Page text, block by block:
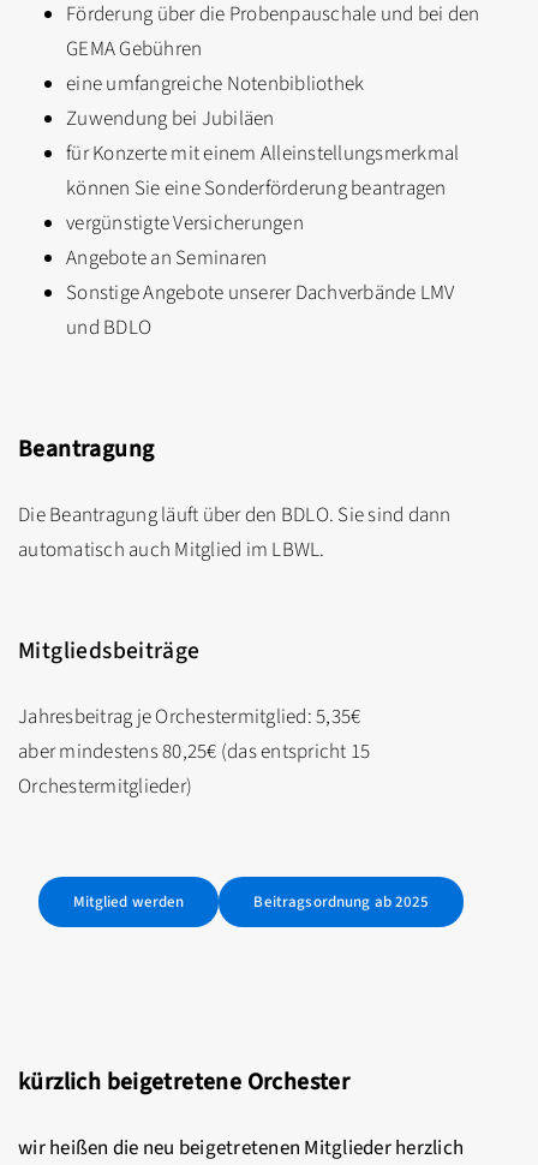
Förderung über die Probenpauschale und bei den
GEMA Gebühren
eine umfangreiche Notenbibliothek
Zuwendung bei Jubiläen
für Konzerte mit einem Alleinstellungsmerkmal
können Sie eine Sonderförderung beantragen
vergünstigte Versicherungen
Angebote an Seminaren
Sonstige Angebote unserer Dachverbände LMV
und BDLO
Beantragung
Die Beantragung läuft über den BDLO. Sie sind dann
automatisch auch Mitglied im LBWL.
Mitgliedsbeiträge
Jahresbeitrag je Orchestermitglied: 5,35€
aber mindestens 80,25€ (das entspricht 15
Orchestermitglieder)
Mitglied werden Beitragsordnung ab 2025
kürzlich beigetretene Orchester
wir heißen die neu beigetretenen Mitglieder herzlich